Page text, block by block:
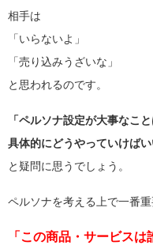
相手は
「いらないよ」
「売り込みうざいな」
と思われるのです。
「ペルソナ設定が大事なこ
具体的にどうやっていけばい
と疑問に思うでしょう。
ペルソナを考える上で一番
「この商品・サービス